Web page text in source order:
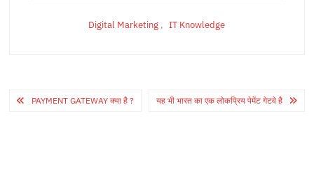
Digital Marketing , IT Knowledge
Post
PAYMENT GATEWAY क्या है ? यह भी भारत का एक लोकप्रिय पेमेंट गेटवे है